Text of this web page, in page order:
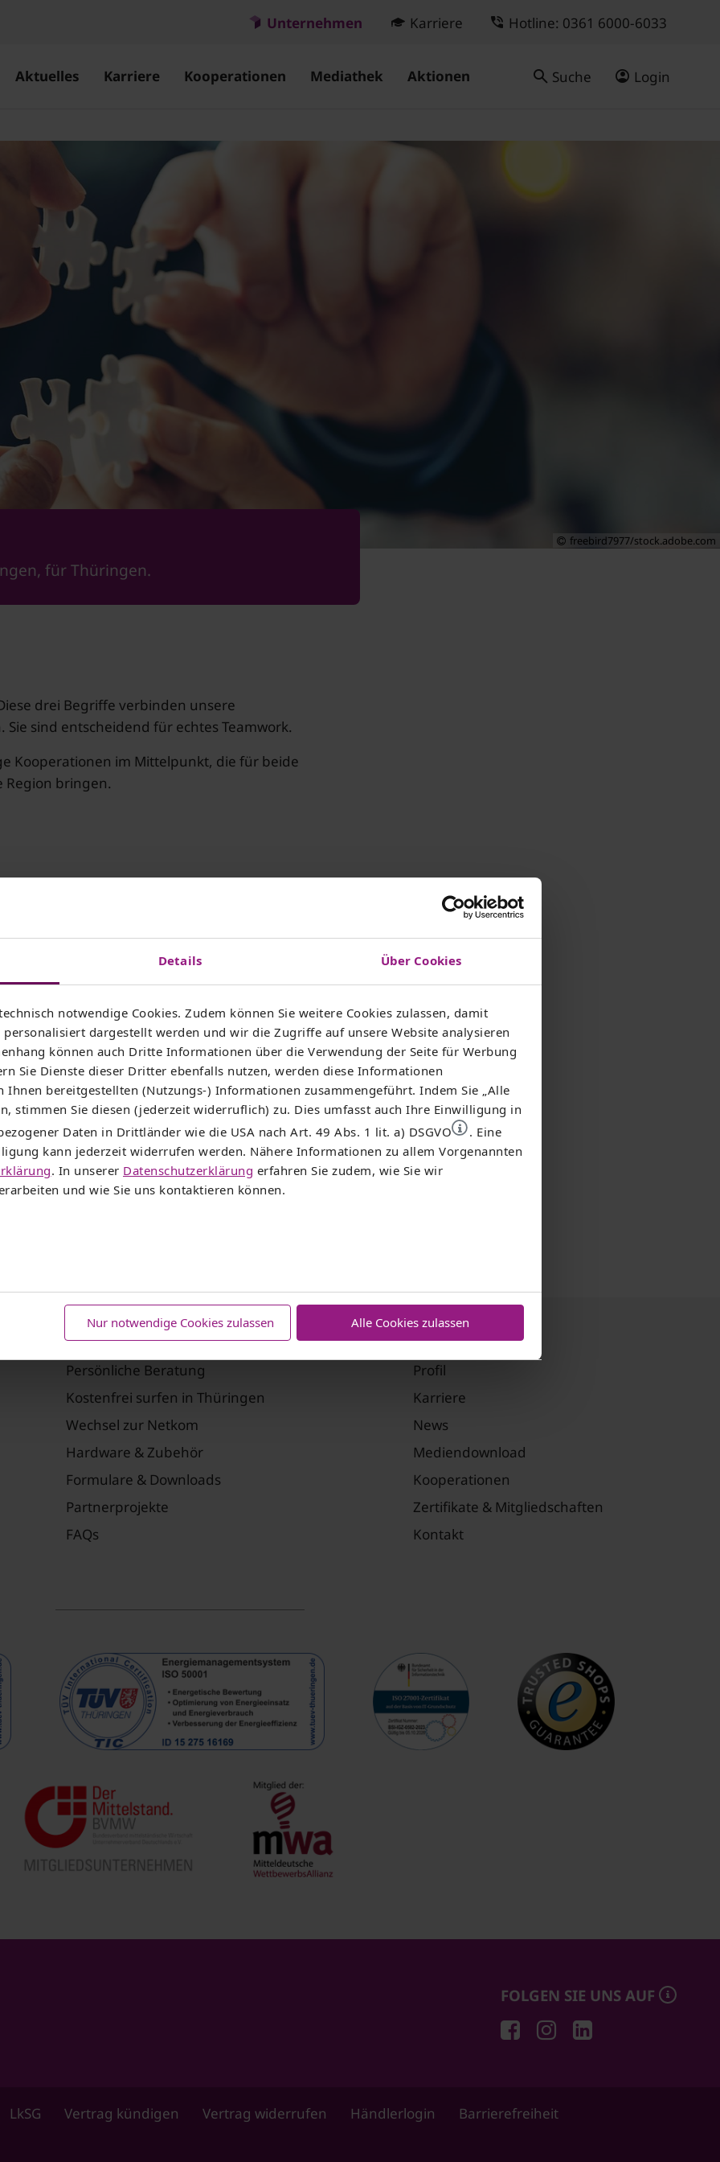
Details Über Cookies
notwendige Cookies. Zudem können Sie weitere Cookies zulassen, damit
dargestellt werden und wir die Zugriffe auf unsere Website analysieren
können auch Dritte Informationen über die Verwendung der Seite für Werbung
Sie Dienste dieser Dritter ebenfalls nutzen, werden diese Informationen
Ihnen bereitgestellten (Nutzungs-) Informationen zusammengeführt. Indem Sie „Alle
stimmen Sie diesen (jederzeit widerruflich) zu. Dies umfasst auch Ihre Einwilligung in
Daten in Drittländer wie die USA nach Art. 49 Abs. 1 lit. a) DSGVO
. Eine
kann jederzeit widerrufen werden. Nähere Informationen zu allem Vorgenannten
. In unserer Datenschutzerklärung erfahren Sie zudem, wie Sie wir
und wie Sie uns kontaktieren können.
Nur notwendige Cookies zulassen Alle Cookies zulassen
Unternehmen Karriere Hotline: 0361 6000-6033
Aktuelles Karriere Kooperationen Mediathek Aktionen Suche Login
freebird7977/stock.adobe.com
für Thüringen.
drei Begriffe verbinden unsere
sind entscheidend für echtes Teamwork.
Kooperationen im Mittelpunkt, die für beide
Region bringen.
© PeopleImages/iStockphoto.com
Vereine
Egal, ob Freizeitsportler, Vereinsmitglied oder
Ehrenamtlicher – hier kann jeder Verein
profitieren!
Service
Persönliche Beratung
Kostenfrei surfen in Thüringen
Wechsel zur Netkom
Hardware & Zubehör
Formulare & Downloads
Partnerprojekte
FAQs
Unternehmen
Profil
Karriere
News
Mediendownload
Kooperationen
Zertifikate & Mitgliedschaften
Kontakt
FOLGEN SIE UNS AUF
LkSG Vertrag kündigen Vertrag widerrufen Händlerlogin Barrierefreiheit